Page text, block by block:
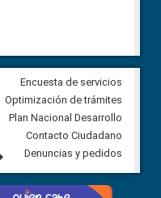
Veeduría Ciudadana para
construcción del asfaltado de
Ballenita del cantón Santa
7 agosto, 2026
Next
Encuesta de servicios
Optimización de trámites
Plan Nacional Desarrollo
Contacto Ciudadano
Denuncias y pedidos